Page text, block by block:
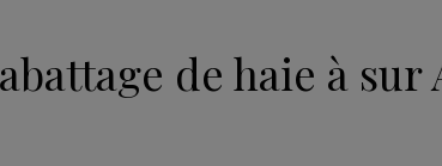
de haie à sur